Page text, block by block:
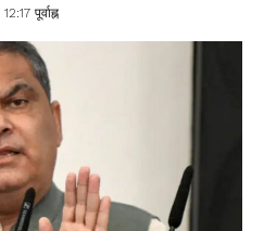
पूर्वाह्न